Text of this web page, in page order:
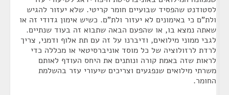
לסטודנט שהפסיד שבועיים חומר קריטי. שלא יעזור להגיש
ולת"ם כי באימונים לא יעזור ולת"ם. כשיש אימון גדודי זה או
שאתה נמצא בו, או שהפעם הבאה שתבוא זה בעוד שנתיים.
לגבי ממוני מילואים, ודיברנו על זה עם תת אלוף ודמני, צריך
לרדת לרזולוציה של כל מוסד אוניברסיטאי או מכללה כדי
לראות שזה באמת קורה ונותנים את היחס העודף לאותם
משרתי מילואים שנפגעים וצריכים שיעורי עזר בהשלמת
החומר.